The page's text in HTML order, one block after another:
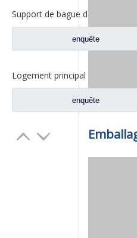
enquête
enquête